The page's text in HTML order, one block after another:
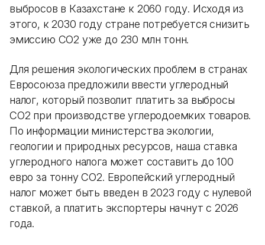
выбросов в Казахстане к 2060 году. Исходя из
этого, к 2030 году стране потребуется снизить
эмиссию CO2 уже до 230 млн тонн.
Для решения экологических проблем в странах
Евросоюза предложили ввести углеродный
налог, который позволит платить за выбросы
CO2 при производстве углеродоемких товаров.
По информации министерства экологии,
геологии и природных ресурсов, наша ставка
углеродного налога может составить до 100
евро за тонну CO2. Европейский углеродный
налог может быть введен в 2023 году с нулевой
ставкой, а платить экспортеры начнут с 2026
года.